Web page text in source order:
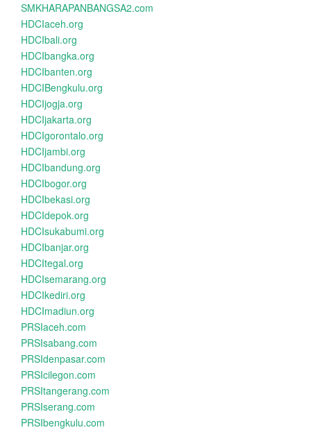
SMKHARAPANBANGSA2.com
HDCIaceh.org
HDCIbali.org
HDCIbangka.org
HDCIbanten.org
HDCIBengkulu.org
HDCIjogja.org
HDCIjakarta.org
HDCIgorontalo.org
HDCIjambi.org
HDCIbandung.org
HDCIbogor.org
HDCIbekasi.org
HDCIdepok.org
HDCIsukabumi.org
HDCIbanjar.org
HDCItegal.org
HDCIsemarang.org
HDCIkediri.org
HDCImadiun.org
PRSIaceh.com
PRSIsabang.com
PRSIdenpasar.com
PRSIcilegon.com
PRSItangerang.com
PRSIserang.com
PRSIbengkulu.com